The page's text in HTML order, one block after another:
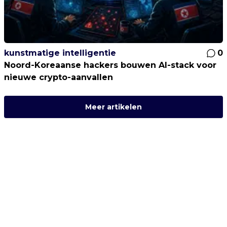
kunstmatige intelligentie
0
Noord-Koreaanse hackers bouwen AI-stack voor
nieuwe crypto-aanvallen
Meer artikelen